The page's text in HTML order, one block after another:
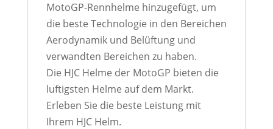
MotoGP-Rennhelme hinzugefügt, um
die beste Technologie in den Bereichen
Aerodynamik und Belüftung und
verwandten Bereichen zu haben.
Die HJC Helme der MotoGP bieten die
luftigsten Helme auf dem Markt.
Erleben Sie die beste Leistung mit
Ihrem HJC Helm.